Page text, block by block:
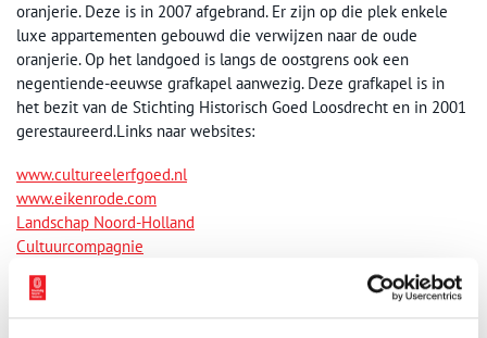
oranjerie. Deze is in 2007 afgebrand. Er zijn op die plek enkele
luxe appartementen gebouwd die verwijzen naar de oude
oranjerie. Op het landgoed is langs de oostgrens ook een
negentiende-eeuwse grafkapel aanwezig. Deze grafkapel is in
het bezit van de Stichting Historisch Goed Loosdrecht en in 2001
gerestaureerd.Links naar websites:
www.cultureelerfgoed.nl
www.eikenrode.com
Landschap Noord-Holland
Cultuurcompagnie
Bronnen